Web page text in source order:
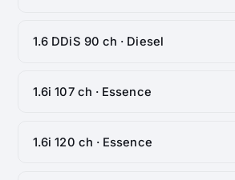
1.6 DDiS 90 ch · Diesel
1.6i 107 ch · Essence
1.6i 120 ch · Essence